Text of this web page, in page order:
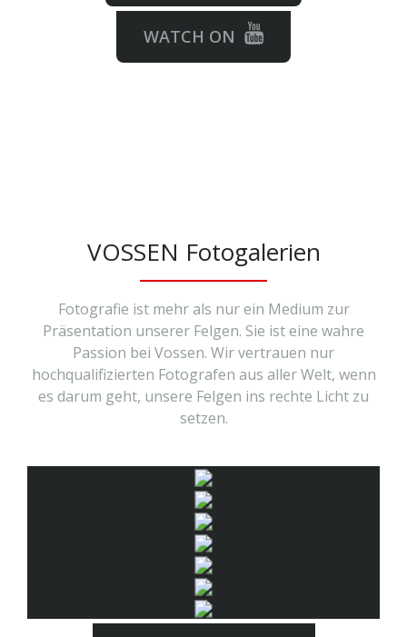
WATCH ON
VOSSEN Fotogalerien
Fotografie ist mehr als nur ein Medium zur
Präsentation unserer Felgen. Sie ist eine wahre
Passion bei Vossen. Wir vertrauen nur
hochqualifizierten Fotografen aus aller Welt, wenn
es darum geht, unsere Felgen ins rechte Licht zu
setzen.